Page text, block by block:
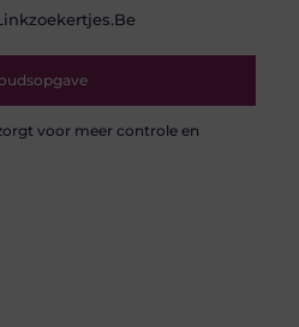
voor meer controle en